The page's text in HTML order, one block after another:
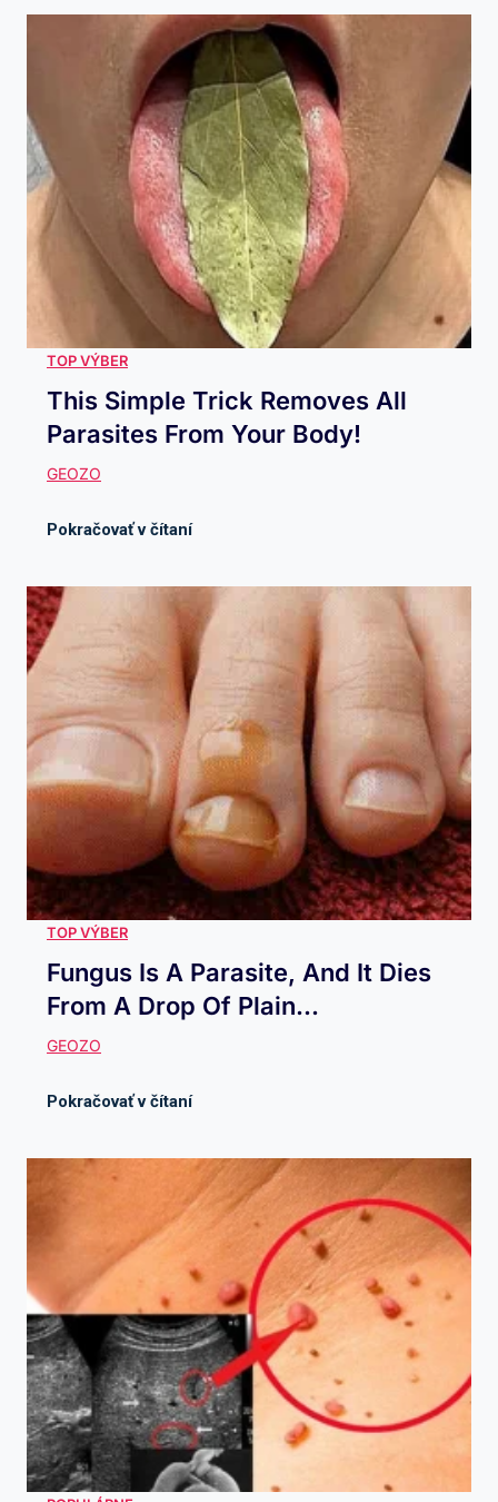
This Simple Trick Removes All
Parasites From Your Body!
Fungus Is A Parasite, And It Dies
From A Drop Of Plain...